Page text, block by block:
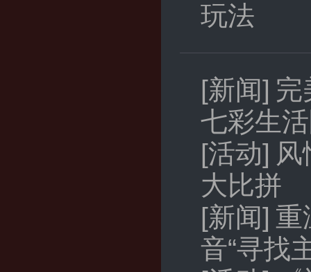
玩法
[新闻] 完
七彩生
[活动]
大比拼
[新闻] 重
音“寻找